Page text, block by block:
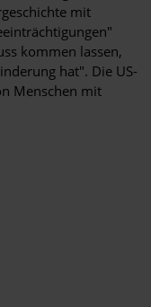
mit
kommen lassen,
hat". Die US-
Menschen mit